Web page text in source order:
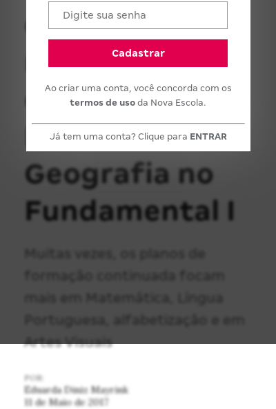
Cadastrar
Ao criar uma conta, você concorda com os
termos de uso da Nova Escola.
Já tem uma conta? Clique para ENTRAR
coordenador
na formação
em Ciências,
História e
Geografia no
Fundamental I
Artes Visuais
POR:
Eduarda Diniz Mayrink
11 de Maio de 2017